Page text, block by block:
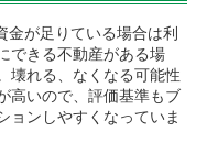
金が足りている場合は利
できる不動産がある場
壊れる、なくなる可能性
高いので、評価基準もブ
ョンしやすくなっていま